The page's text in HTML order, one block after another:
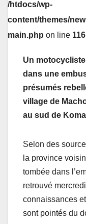
/htdocs/wp-
content/themes/
main.php on line 116
Un
dans une
présumés
village de
au sud de
Selon des
la province
tombée dans
retrouvé
connaissances
sont pointés du